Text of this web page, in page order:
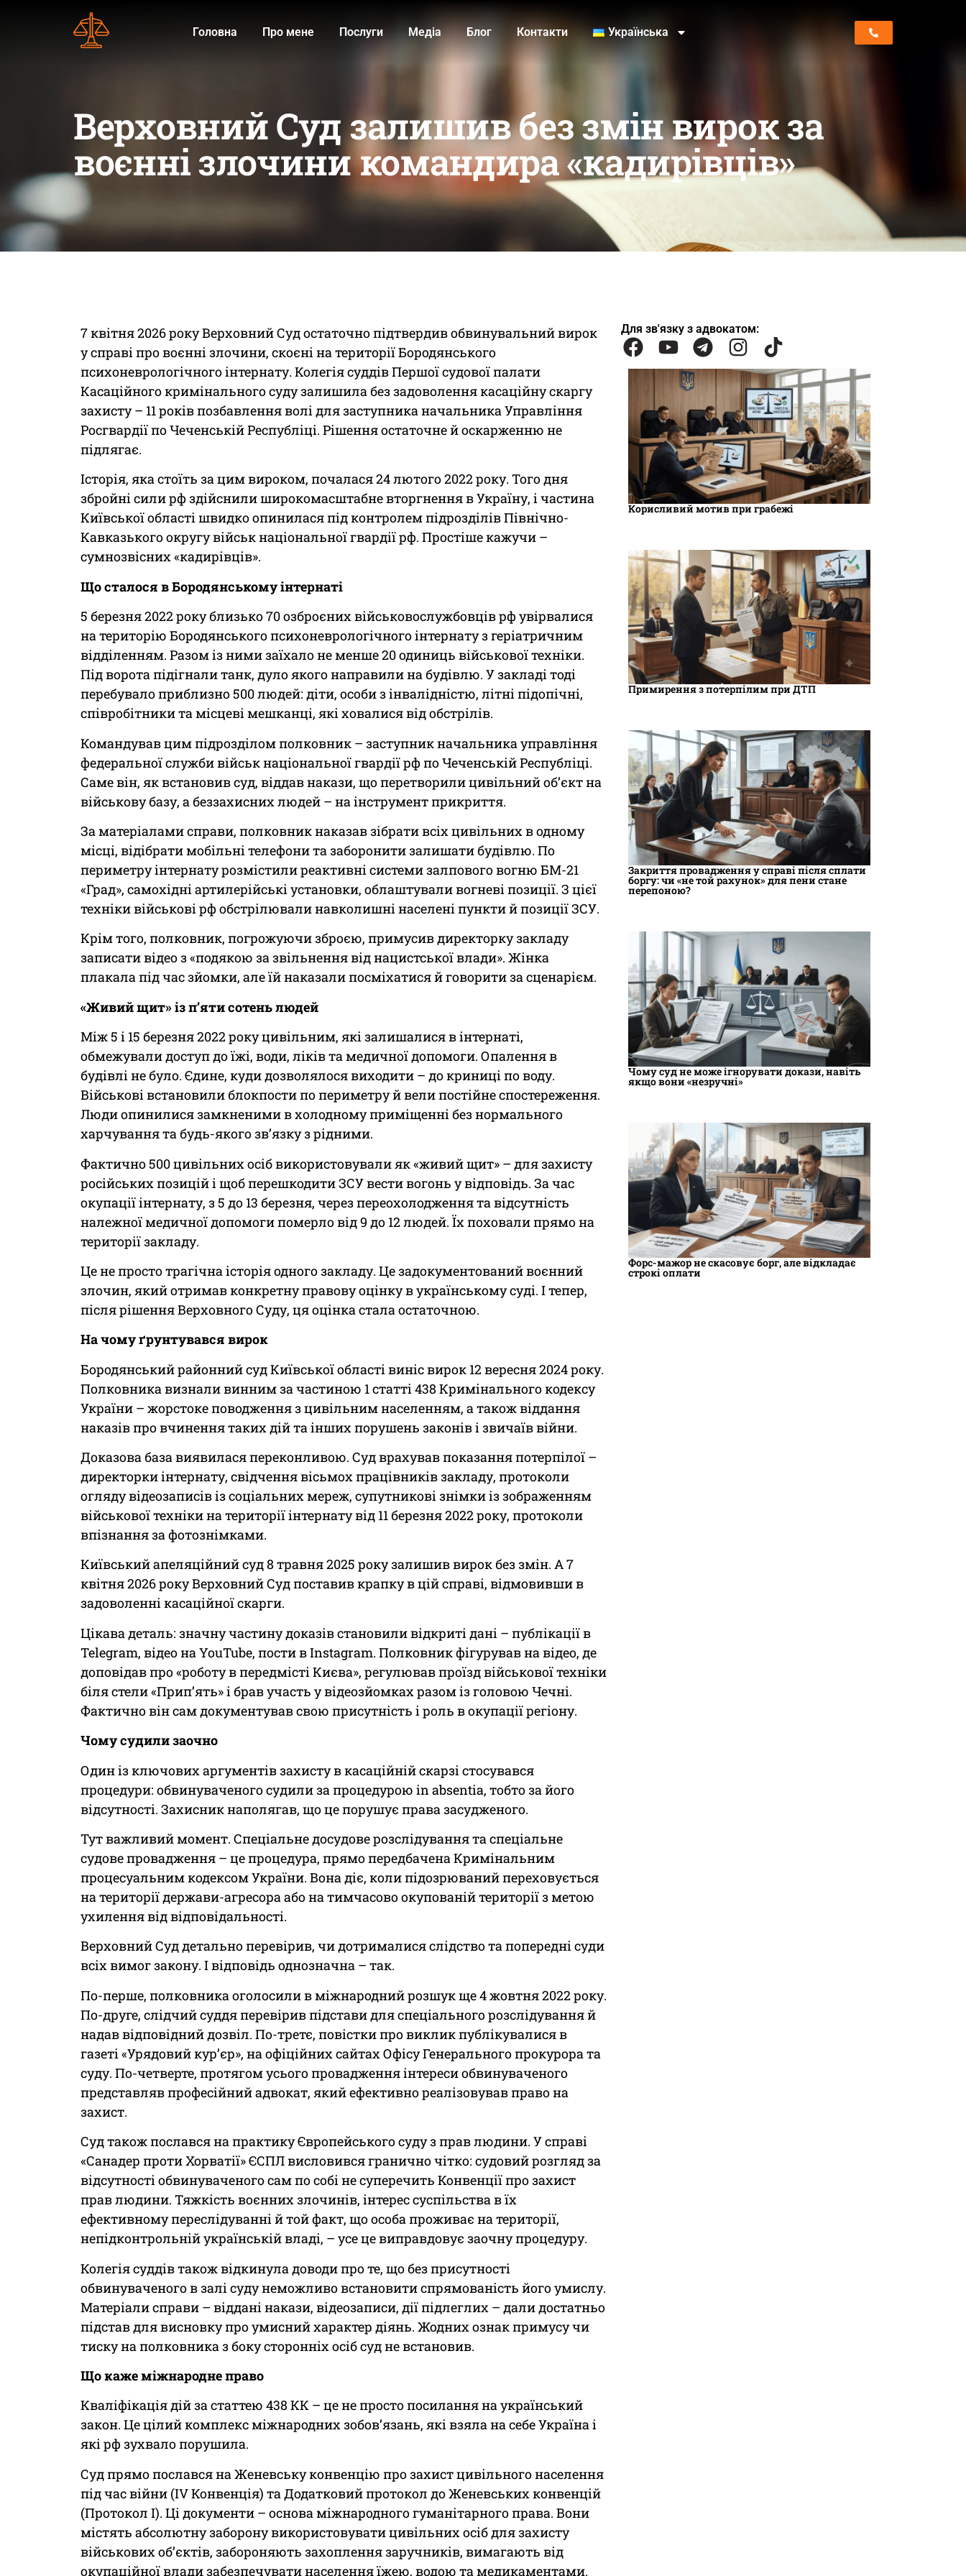
Головна Про мене Послуги Медiа Блог Контакти Українська
Верховний Суд залишив без змін вирок за
воєнні злочини командира «кадирівців»
7 квітня 2026 року Верховний Суд остаточно підтвердив обвинувальний вирок
у справі про воєнні злочини, скоєні на території Бородянського
психоневрологічного інтернату. Колегія суддів Першої судової палати
Касаційного кримінального суду залишила без задоволення касаційну скаргу
захисту – 11 років позбавлення волі для заступника начальника Управління
Росгвардії по Чеченській Республіці. Рішення остаточне й оскарженню не
підлягає.
Історія, яка стоїть за цим вироком, почалася 24 лютого 2022 року. Того дня
збройні сили рф здійснили широкомасштабне вторгнення в Україну, і частина
Київської області швидко опинилася під контролем підрозділів Північно-
Кавказького округу військ національної гвардії рф. Простіше кажучи –
сумнозвісних «кадирівців».
Що сталося в Бородянському інтернаті
5 березня 2022 року близько 70 озброєних військовослужбовців рф увірвалися
на територію Бородянського психоневрологічного інтернату з геріатричним
відділенням. Разом із ними заїхало не менше 20 одиниць військової техніки.
Під ворота підігнали танк, дуло якого направили на будівлю. У закладі тоді
перебувало приблизно 500 людей: діти, особи з інвалідністю, літні підопічні,
співробітники та місцеві мешканці, які ховалися від обстрілів.
Командував цим підрозділом полковник – заступник начальника управління
федеральної служби військ національної гвардії рф по Чеченській Республіці.
Саме він, як встановив суд, віддав накази, що перетворили цивільний об’єкт на
військову базу, а беззахисних людей – на інструмент прикриття.
За матеріалами справи, полковник наказав зібрати всіх цивільних в одному
місці, відібрати мобільні телефони та заборонити залишати будівлю. По
периметру інтернату розмістили реактивні системи залпового вогню БМ-21
«Град», самохідні артилерійські установки, облаштували вогневі позиції. З цієї
техніки військові рф обстрілювали навколишні населені пункти й позиції ЗСУ.
Крім того, полковник, погрожуючи зброєю, примусив директорку закладу
записати відео з «подякою за звільнення від нацистської влади». Жінка
плакала під час зйомки, але їй наказали посміхатися й говорити за сценарієм.
«Живий щит» із п’яти сотень людей
Між 5 і 15 березня 2022 року цивільним, які залишалися в інтернаті,
обмежували доступ до їжі, води, ліків та медичної допомоги. Опалення в
будівлі не було. Єдине, куди дозволялося виходити – до криниці по воду.
Військові встановили блокпости по периметру й вели постійне спостереження.
Люди опинилися замкненими в холодному приміщенні без нормального
харчування та будь-якого зв’язку з рідними.
Фактично 500 цивільних осіб використовували як «живий щит» – для захисту
російських позицій і щоб перешкодити ЗСУ вести вогонь у відповідь. За час
окупації інтернату, з 5 до 13 березня, через переохолодження та відсутність
належної медичної допомоги померло від 9 до 12 людей. Їх поховали прямо на
території закладу.
Це не просто трагічна історія одного закладу. Це задокументований воєнний
злочин, який отримав конкретну правову оцінку в українському суді. І тепер,
після рішення Верховного Суду, ця оцінка стала остаточною.
На чому ґрунтувався вирок
Бородянський районний суд Київської області виніс вирок 12 вересня 2024 року.
Полковника визнали винним за частиною 1 статті 438 Кримінального кодексу
України – жорстоке поводження з цивільним населенням, а також віддання
наказів про вчинення таких дій та інших порушень законів і звичаїв війни.
Доказова база виявилася переконливою. Суд врахував показання потерпілої –
директорки інтернату, свідчення вісьмох працівників закладу, протоколи
огляду відеозаписів із соціальних мереж, супутникові знімки із зображенням
військової техніки на території інтернату від 11 березня 2022 року, протоколи
впізнання за фотознімками.
Київський апеляційний суд 8 травня 2025 року залишив вирок без змін. А 7
квітня 2026 року Верховний Суд поставив крапку в цій справі, відмовивши в
задоволенні касаційної скарги.
Цікава деталь: значну частину доказів становили відкриті дані – публікації в
Telegram, відео на YouTube, пости в Instagram. Полковник фігурував на відео, де
доповідав про «роботу в передмісті Києва», регулював проїзд військової техніки
біля стели «Прип’ять» і брав участь у відеозйомках разом із головою Чечні.
Фактично він сам документував свою присутність і роль в окупації регіону.
Чому судили заочно
Один із ключових аргументів захисту в касаційній скарзі стосувався
процедури: обвинуваченого судили за процедурою in absentia, тобто за його
відсутності. Захисник наполягав, що це порушує права засудженого.
Тут важливий момент. Спеціальне досудове розслідування та спеціальне
судове провадження – це процедура, прямо передбачена Кримінальним
процесуальним кодексом України. Вона діє, коли підозрюваний переховується
на території держави-агресора або на тимчасово окупованій території з метою
ухилення від відповідальності.
Верховний Суд детально перевірив, чи дотрималися слідство та попередні суди
всіх вимог закону. І відповідь однозначна – так.
По-перше, полковника оголосили в міжнародний розшук ще 4 жовтня 2022 року.
По-друге, слідчий суддя перевірив підстави для спеціального розслідування й
надав відповідний дозвіл. По-третє, повістки про виклик публікувалися в
газеті «Урядовий кур’єр», на офіційних сайтах Офісу Генерального прокурора та
суду. По-четверте, протягом усього провадження інтереси обвинуваченого
представляв професійний адвокат, який ефективно реалізовував право на
захист.
Суд також послався на практику Європейського суду з прав людини. У справі
«Санадер проти Хорватії» ЄСПЛ висловився гранично чітко: судовий розгляд за
відсутності обвинуваченого сам по собі не суперечить Конвенції про захист
прав людини. Тяжкість воєнних злочинів, інтерес суспільства в їх
ефективному переслідуванні й той факт, що особа проживає на території,
непідконтрольній українській владі, – усе це виправдовує заочну процедуру.
Колегія суддів також відкинула доводи про те, що без присутності
обвинуваченого в залі суду неможливо встановити спрямованість його умислу.
Матеріали справи – віддані накази, відеозаписи, дії підлеглих – дали достатньо
підстав для висновку про умисний характер діянь. Жодних ознак примусу чи
тиску на полковника з боку сторонніх осіб суд не встановив.
Що каже міжнародне право
Кваліфікація дій за статтею 438 КК – це не просто посилання на український
закон. Це цілий комплекс міжнародних зобов’язань, які взяла на себе Україна і
які рф зухвало порушила.
Суд прямо послався на Женевську конвенцію про захист цивільного населення
під час війни (IV Конвенція) та Додатковий протокол до Женевських конвенцій
(Протокол I). Ці документи – основа міжнародного гуманітарного права. Вони
містять абсолютну заборону використовувати цивільних осіб для захисту
військових об’єктів, забороняють захоплення заручників, вимагають від
окупаційної влади забезпечувати населення їжею, водою та медикаментами.
Для зв'язку з адвокатом:
Корисливий мотив при грабежі
Примирення з потерпілим при ДТП
Закриття провадження у справі після сплати
боргу: чи «не той рахунок» для пени стане
перепоною?
Чому суд не може ігнорувати докази, навіть
якщо вони «незручні»
Форс-мажор не скасовує борг, але відкладає
строкі оплати